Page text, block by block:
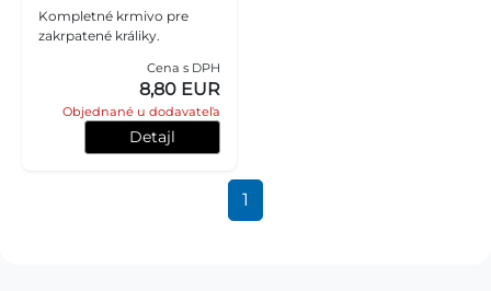
Kompletné krmivo pre
zakrpatené králiky.
Cena s DPH
8,80 EUR
Objednané u dodavateľa
Detajl
1